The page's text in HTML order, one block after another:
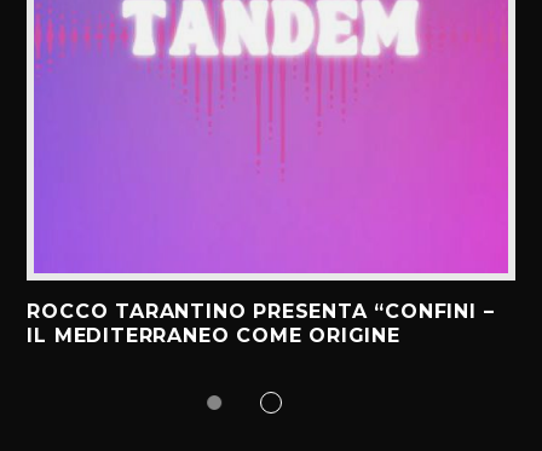
ROCCO TARANTINO PRESENTA “CONFINI –
IL MEDITERRANEO COME ORIGINE